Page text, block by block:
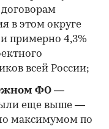
договорам
в этом округе
примерно 4,3%
всей России;
ФО —
еще выше —
максимумом по